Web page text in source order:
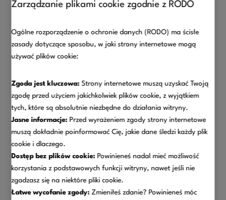
Odszkodowania
Świadczymy profesjonalną pomoc prawną w sprawach
postępowania przedsądowego, jak i przed sądami.
Zarządzanie plikami cookie zgodnie z RODO
Ogólne rozporządzenie o ochronie danych (RODO) ma ścisłe
zasady dotyczące sposobu, w jaki strony internetowe mogą
używać plików cookie:
Zgoda jest kluczowa:Strony internetowe muszą uzyskać Twoją
zgodę przed użyciem jakichkolwiek plików cookie, z wyjątkiem
tych, które są absolutnie niezbędne do działania witryny.
Jasne informacje:Przed wyrażeniem zgody strony internetowe
muszą dokładnie poinformować Cię, jakie dane śledzi każdy plik
cookie i dlaczego.
Dostęp bez plików cookie:Powinieneś nadal mieć możliwość
korzystania z podstawowych funkcji witryny, nawet jeśli nie
zgadzasz się na niektóre pliki cookie.
Łatwe wycofanie zgody:Zmieniłeś zdanie? Powinieneś móc